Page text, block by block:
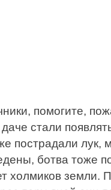
помогите,
стали
пострадали лук,
ботва тоже
холмиков земли.